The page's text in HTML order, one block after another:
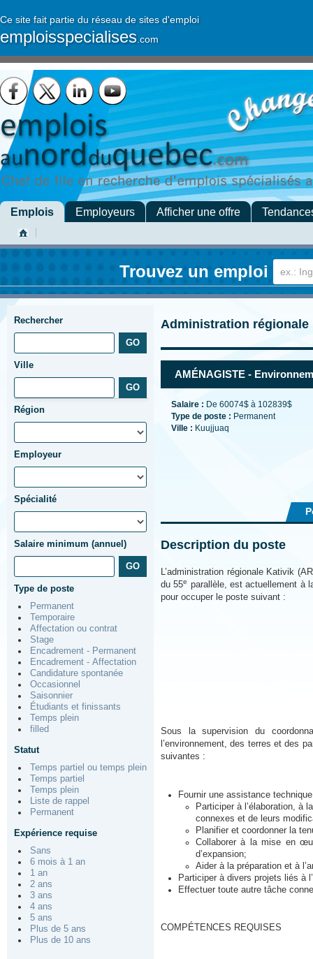
Ce site fait partie du réseau de sites d'emploi
emploisspecialises .com
Emplois Employeurs Afficher une offre
Trouvez un emploi
Rechercher
Ville
Région
Employeur
Spécialité
Salaire minimum (annuel)
Type de poste
Permanent
Temporaire
Affectation ou contrat
Stage
Encadrement - Permanent
Encadrement - Affectation
Candidature spontanée
Occasionnel
Saisonnier
Étudiants et finissants
Temps plein
filled
Statut
Temps partiel ou temps plein
Temps partiel
Temps plein
Liste de rappel
Permanent
Expérience requise
Sans
6 mois à 1 an
1 an
2 ans
3 ans
4 ans
5 ans
Plus de 5 ans
Plus de 10 ans
Administration régionale
AMÉNAGISTE -
Salaire : De 60074$ à 102839$
Type de poste : Permanent
Ville : Kuujjuaq
Description du poste
L’administration régionale Kativik
du 55e parallèle, est actuellement à
pour occuper le poste suivant :
Sous la supervision du
l’environnement, des terres et des
suivantes :
Fournir une assistance
Participer à l’élaboration, à
connexes et de leurs
Planifier et coordonner la
Collaborer à la mise en
d’expansion;
Aider à la préparation et à
Participer à divers projets liés à
Effectuer toute autre tâche
COMPÉTENCES REQUISES